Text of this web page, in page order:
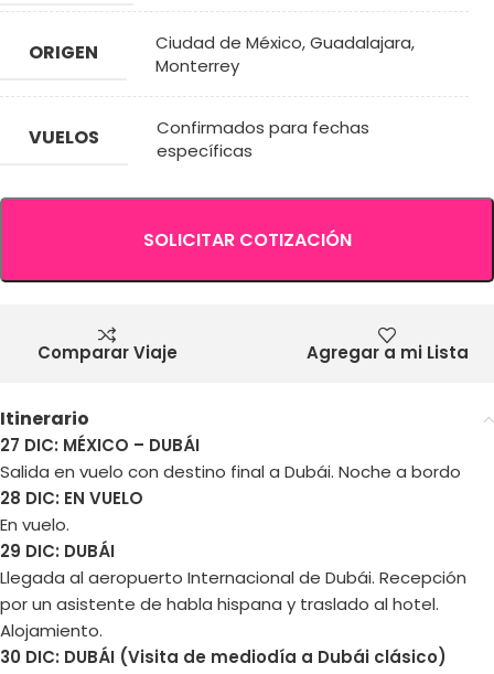
ORIGEN Ciudad de México,Guadalajara,
Monterrey
VUELOS
Confirmados para fechas
específicas
SOLICITAR COTIZACIÓN
Comparar Viaje Agregar a mi Lista
Itinerario
27 DIC: MÉXICO – DUBÁI
Salida en vuelo con destino final a Dubái. Noche a bordo
28 DIC: EN VUELO
En vuelo.
29 DIC: DUBÁI
Llegada al aeropuerto Internacional de Dubái. Recepción
por un asistente de habla hispana y traslado al hotel.
Alojamiento.
30 DIC: DUBÁI (Visita de mediodía a Dubái clásico)